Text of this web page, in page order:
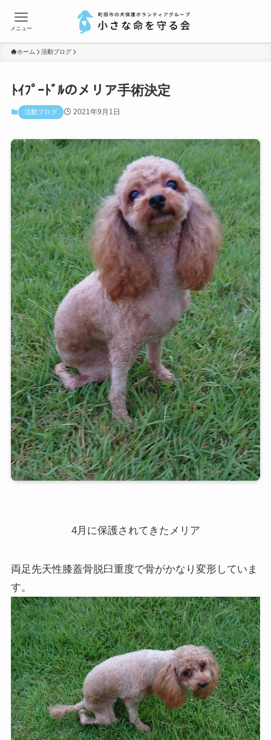
メニュー
ホーム 活動ブログ
ﾄｲﾌﾟｰﾄﾞﾙのメリア手術決定
活動ブログ 2021年9月1日
4月に保護されてきたメリア
両足先天性膝蓋骨脱臼重度で骨がかなり変形していま
す。